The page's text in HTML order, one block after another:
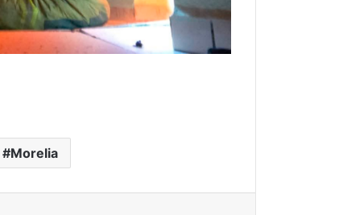
Morelia